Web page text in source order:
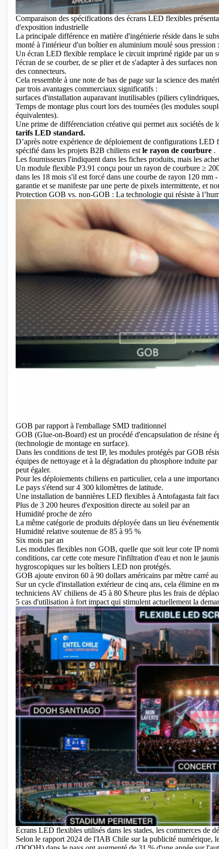
Comparaison des spécifications des écrans LED flexibles
d'exposition industrielle
La principale différence en matière d'ingénierie réside dans le
monté à l'intérieur d'un boîtier en aluminium moulé sous
Un écran LED flexible remplace le circuit imprimé rigide par un
l'écran de se courber, de se plier et de s'adapter à des surfaces
des connecteurs.
Cela ressemble à une note de bas de page sur la science des
par trois avantages commerciaux significatifs :
surfaces d'installation auparavant inutilisables (piliers
Temps de montage plus court lors des tournées (les modules
équivalentes).
Une prime de différenciation créative qui permet aux sociétés de
tarifs LED standard.
D’après notre expérience de déploiement de configurations
spécifié dans les projets B2B chiliens est le rayon de courbure .
Les fournisseurs l'indiquent dans les fiches produits, mais les
Un module flexible P3.91 conçu pour un rayon de courbure ≥
dans les 18 mois s'il est forcé dans une courbe de rayon 120
garantie et se manifeste par une perte de pixels intermittente, et
Protection GOB vs. non-GOB : La technologie qui résiste à
GOB par rapport à l'emballage SMD traditionnel
GOB (Glue-on-Board) est un procédé d'encapsulation de résine
(technologie de montage en surface).
Dans les conditions de test IP, les modules protégés par GOB
équipes de nettoyage et à la dégradation du phosphore induite
peut égaler.
Pour les déploiements chiliens en particulier, cela a une
Le pays s'étend sur 4 300 kilomètres de latitude.
Une installation de bannières LED flexibles à Antofagasta fait
Plus de 3 200 heures d'exposition directe au soleil par an
Humidité proche de zéro
La même catégorie de produits déployée dans un lieu
Humidité relative soutenue de 85 à 95 %
Six mois par an
Les modules flexibles non GOB, quelle que soit leur cote IP
conditions, car cette cote mesure l'infiltration d'eau et non le
hygroscopiques sur les boîtiers LED non protégés.
GOB ajoute environ 60 à 90 dollars américains par mètre carré
Sur un cycle d'installation extérieur de cinq ans, cela élimine en
techniciens AV chiliens de 45 à 80 $/heure plus les frais de
5 cas d'utilisation à fort impact qui stimulent actuellement la
Écrans LED flexibles utilisés dans les stades, les commerces de
Selon le rapport 2024 de l'IAB Chile sur la publicité numérique,